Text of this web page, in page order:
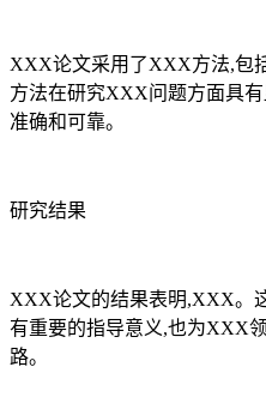
XXX论文采用了XXX方法,包
方法在研究XXX问题方面具
准确和可靠。
研究结果
XXX论文的结果表明,XXX。
有重要的指导意义,也为XXX
路。